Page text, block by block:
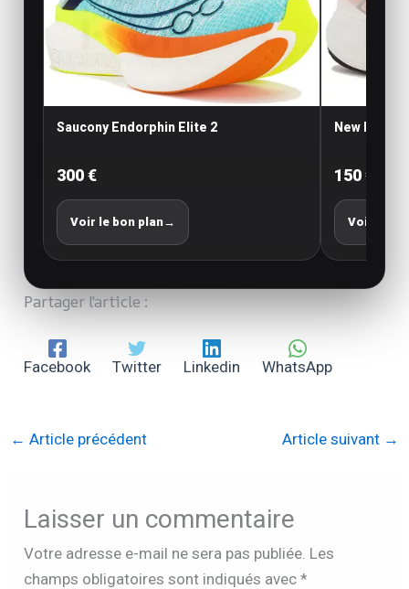
Saucony Endorphin Elite 2
300 €
Voir le bon plan→
New
150 €
Voir le
Partager l'article :
Facebook Twitter Linkedin WhatsApp
← Article précédent Article suivant →
Laisser un commentaire
Votre adresse e-mail ne sera pas publiée. Les
champs obligatoires sont indiqués avec*